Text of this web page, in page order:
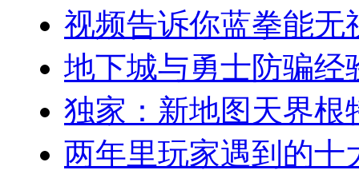
视频告诉你蓝拳能无
地下城与勇士防骗经
独家：新地图天界根
两年里玩家遇到的十